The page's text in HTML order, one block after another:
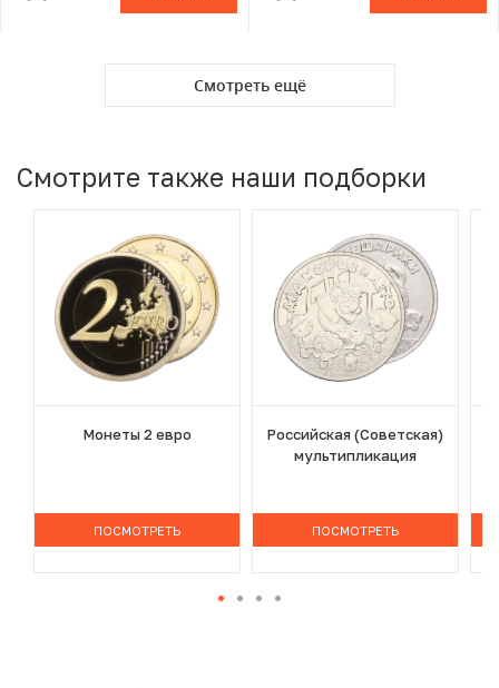
Смотреть ещё
Смотрите также наши подборки
Монеты 2 евро
ПОСМОТРЕТЬ
Российская (Советская)
мультипликация
ПОСМОТРЕТЬ